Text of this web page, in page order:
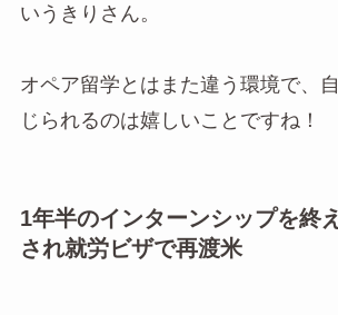
いうきりさん。
オペア留学とはまた違う環境で、
じられるのは嬉しいことですね！
1年半のインターンシップを終
され就労ビザで再渡米